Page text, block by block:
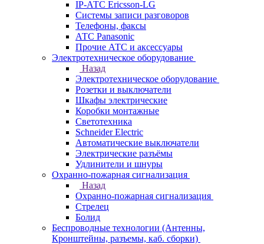
IP-АТС Ericsson-LG
Системы записи разговоров
Телефоны, факсы
АТС Panasonic
Прочие АТС и аксессуары
Электротехническое оборудование
Назад
Электротехническое оборудование
Розетки и выключатели
Шкафы электрические
Коробки монтажные
Светотехника
Schneider Electric
Автоматические выключатели
Электрические разъёмы
Удлинители и шнуры
Охранно-пожарная сигнализация
Назад
Охранно-пожарная сигнализация
Стрелец
Болид
Беспроводные технологии (Антенны,
Кронштейны, разъемы, каб. сборки)